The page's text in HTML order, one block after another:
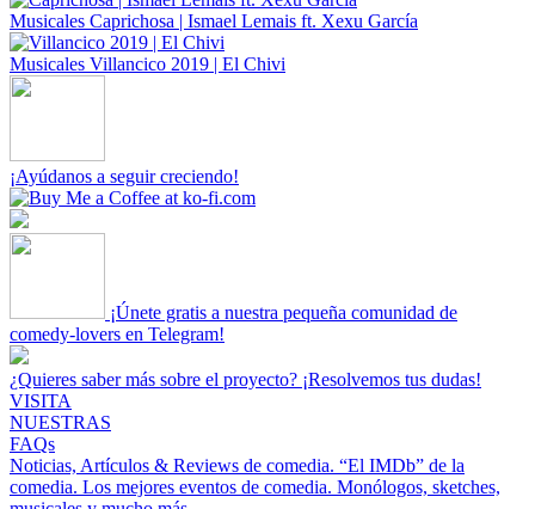
Musicales Caprichosa | Ismael Lemais ft. Xexu García
Musicales Villancico 2019 | El Chivi
¡Ayúdanos a seguir creciendo!
¡Únete gratis a nuestra pequeña comunidad de
comedy-lovers en Telegram!
¿Quieres saber más sobre el proyecto? ¡Resolvemos tus dudas!
VISITA
NUESTRAS
FAQs
Noticias, Artículos & Reviews de comedia. “El IMDb” de la
comedia. Los mejores eventos de comedia. Monólogos, sketches,